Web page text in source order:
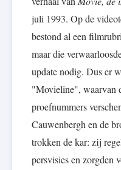
juli 1993. Op de
bestond al een
maar die
update nodig. Dus er
"Movieline", waarvan
proefnummers
Cauwenbergh en de
trokken de kar: zij
persvisies en zorgden